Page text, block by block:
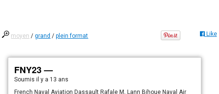
moyen /grand /plein format Like
FNY23 —
Soumisil y a 13 ans
French Naval Aviation Dassault Rafale M, Lann Bihoue Naval Air